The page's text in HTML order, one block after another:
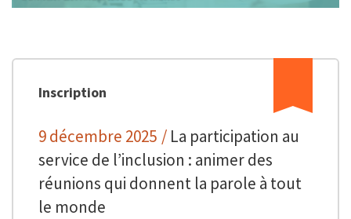
Inscription
9 décembre 2025 / La participation au
service de l’inclusion : animer des
réunions qui donnent la parole à tout
le monde